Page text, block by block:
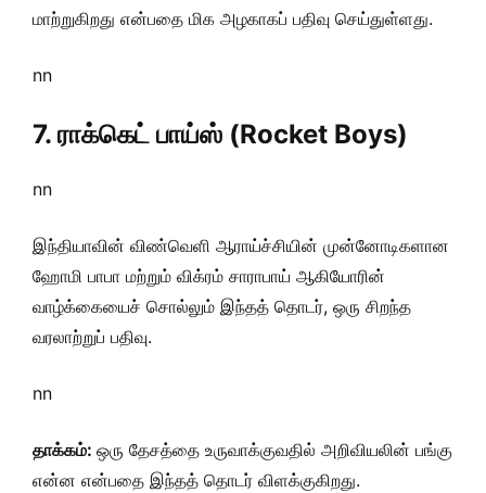
மாற்றுகிறது என்பதை மிக அழகாகப் பதிவு செய்துள்ளது.
nn
7. ராக்கெட் பாய்ஸ் (Rocket Boys)
nn
இந்தியாவின் விண்வெளி ஆராய்ச்சியின் முன்னோடிகளான
ஹோமி பாபா மற்றும் விக்ரம் சாராபாய் ஆகியோரின்
வாழ்க்கையைச் சொல்லும் இந்தத் தொடர், ஒரு சிறந்த
வரலாற்றுப் பதிவு.
nn
தாக்கம்: ஒரு தேசத்தை உருவாக்குவதில் அறிவியலின் பங்கு
என்ன என்பதை இந்தத் தொடர் விளக்குகிறது.